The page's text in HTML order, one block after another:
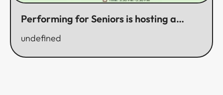
Performing for Seniors is hosting a
Mall, Bellevue​​​​‌ ‍ ​‍​‍‌‍ ‌ ​‍‌‍‍‌‌‍‌ ‌‍‍‌‌‍ ‍​‍​‍​ ‍‍​‍​‍‌ ​ ‌‍​‌‌‍ ‍‌‍‍‌‌ ‌​‌ ‍‌​‍ ‍‌‍‍‌‌‍ ​‍​‍​‍ ​​‍​‍‌‍‍​‌ ​‍‌‍‌‌‌‍‌‍​‍​‍​ ‍‍​‍​‍‌‍‍​‌ ‌​‌ ‌​‌ ​​​ ‍‍​‍ ​‍ ‌‍ ​‌‍ ‌‍​ ‌‍​‌‌‍ ​‌‍‍​‌‍ ‌ ​ ‌ ‌​​ ‍‍​ ​ ​ ​ ​ ​ ​ ​ ​‍ ‌‍‍‌‌‍ ‍‌ ‌​‌‍‌‌‌‍ ‍‌ ‌​​‍ ‌‍‌‌‌‍‌​‌‍‍‌‌ ‌​​‍ ‌‍ ‌‌‍ ‌‍‌​‌‍‌‌​ ‌‌ ​​‌ ​‍‌‍‌‌‌ ​ ‌‍‌‌‌‍ ‍‌ ‌​‌‍​‌‌ ‌​‌‍‍‌‌‍ ‌‍ ‍​ ‍ ‌‍‍‌‌‍‌​​ ‌​ ‌‌‌‍​ ​ ‌​​ ​‌‌‍‌‍​ ‌‌‌‍​‍​ ‌ ​‍ ‌​ ​ ‌‍‌‍​ ​‍​ ‌‌​‍ ‌​ ‌​​ ​‌​ ​​​ ‌‍​‍ ‌​ ‍​​ ‌‍​ ‌‌​ ‌​​‍ ‌​ ‌‌‌‍​‌​ ‍‌​ ​‍​ ​‌‌‍​‌​ ​‍​ ​‌​ ​‌​ ‌‍​ ‍​‌‍​ ​ ‍ ‌ ‌​‌ ‍‌‌ ​​‌‍‌‌​ ‌‌‍‌‌‌ ‌‍‌‍‌‌‌‍ ‍‌ ‌​​ ‍ ‌ ​​‌‍​‌‌ ‌​‌‍‍​​ ‌‌ ‌​‌‍‍‌‌ ‌​‌‍ ​‌‍‌‌​ ‌‍​‍‌‍​‌‌ ​ ‌‍‌‌‌‌‌‌‌ ​‍‌‍ ​​ ‌‌‍‍​‌ ‌​‌ ‌​‌ ​​​‍‌‌​ ​ ‌​​‌​‍‌‌​ ​‍‌​‌‍​‍‌‌​ ​‍‌​‌‍‌‍ ​‌‍ ‌‍​ ‌‍​‌‌‍ ​‌‍‍​‌‍ ‌ ​ ‌ ‌​​‍‌‌​ ​ ‌​​‌​ ​ ​ ​ ​ ​ ​ ​ ​‍‌‍‌‍‍‌‌‍‌​​ ‌​ ‌‌‌‍​ ​ ‌​​ ​‌‌‍‌‍​ ‌‌‌‍​‍​ ‌ ​‍ ‌​ ​ ‌‍‌‍​ ​‍​ ‌‌​‍ ‌​ ‌​​ ​‌​ ​​​ ‌‍​‍ ‌​ ‍​​ ‌‍​ ‌‌​ ‌​​‍ ‌​ ‌‌‌‍​‌​ ‍‌​ ​‍​ ​‌‌‍​‌​ ​‍​ ​‌​ ​‌​ ‌‍​ ‍​‌‍​ ​‍‌‍‌ ‌​‌ ‍‌‌ ​​‌‍‌‌​ ‌‌‍‌‌‌ ‌‍‌‍‌‌‌‍ ‍‌ ‌​​‍‌‍‌ ​​‌‍​‌‌ ‌​‌‍‍​​ ‌‌ ‌​‌‍‍‌‌ ‌​‌‍ ​‌‍‌‌​‍​‍‌ ‌
undefined